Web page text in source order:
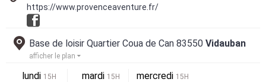
https://www.provenceaventure.fr/
Base de loisir Quartier Coua de Can 83550 Vidauban
afficher le plan
lundi 15H mardi 15H mercredi 15H